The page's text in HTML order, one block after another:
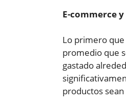
E-commerce
Lo primero
promedio que
gastado
productos